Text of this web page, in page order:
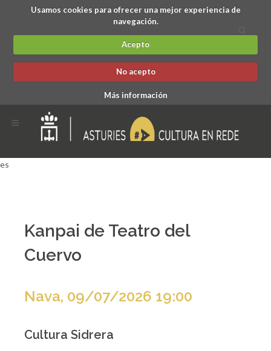
Usamos cookies para ofrecer una mejor experiencia de
navegación.
Acepto
No acepto
Más información
es
Kanpai de Teatro del
Cuervo
Nava, 09/07/2026 19:00
Cultura Sidrera